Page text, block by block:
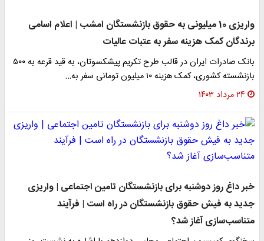
واریزی 10 میلیونی به حقوق بازنشستگان امشب | اعلام اسامی
برندگان کمک هزینه سفر به عتبات عالیات
بانک صادرات ایران در قالب طرح تکریم پیشکسوتان، به قید قرعه به ۵۰۰
بازنشسته کشوری، کمک هزینه ۱۰ میلیون تومانی سفر به…
۲۴ مرداد ۱۴۰۳
خبر داغ روز دوشنبه برای بازنشستگان تامین اجتماعی | واریزی
جدید به فیش حقوق بازنشستگان در راه است | فرآیند
متناسب‌سازی آغاز شد؟